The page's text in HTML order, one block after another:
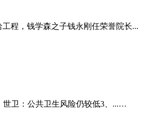
程，钱学森之子钱永刚任荣誉院长...
世卫：公共卫生风险仍较低3、...…